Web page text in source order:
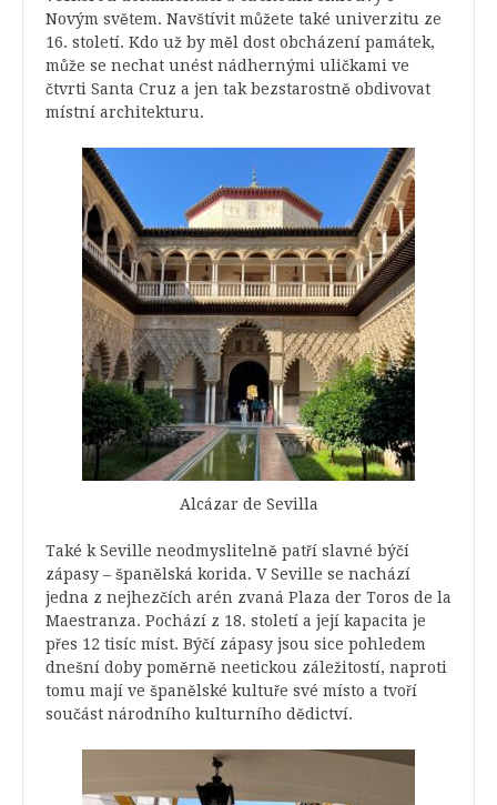
Novým světem. Navštívit můžete také univerzitu ze
16. století. Kdo už by měl dost obcházení památek,
může se nechat unést nádhernými uličkami ve
čtvrti Santa Cruz a jen tak bezstarostně obdivovat
místní architekturu.
Alcázar de Sevilla
Také k Seville neodmyslitelně patří slavné býčí
zápasy – španělská korida. V Seville se nachází
jedna z nejhezčích arén zvaná Plaza der Toros de la
Maestranza. Pochází z 18. století a její kapacita je
přes 12 tisíc míst. Býčí zápasy jsou sice pohledem
dnešní doby poměrně neetickou záležitostí, naproti
tomu mají ve španělské kultuře své místo a tvoří
součást národního kulturního dědictví.